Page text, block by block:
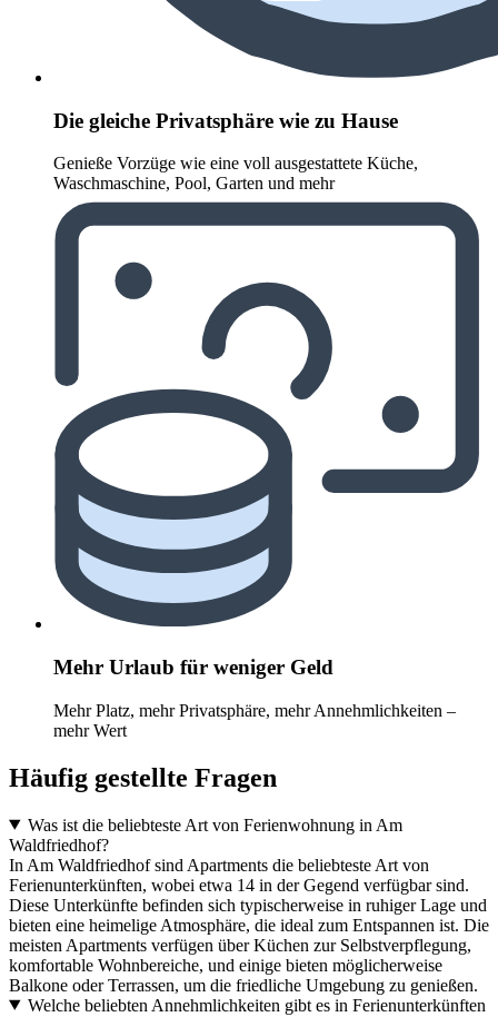
Die gleiche Privatsphäre wie zu Hause
Genieße Vorzüge wie eine voll ausgestattete Küche,
Waschmaschine, Pool, Garten und mehr
Mehr Urlaub für weniger Geld
Mehr Platz, mehr Privatsphäre, mehr Annehmlichkeiten –
mehr Wert
Häufig gestellte Fragen
Was ist die beliebteste Art von Ferienwohnung in Am
Waldfriedhof?
In Am Waldfriedhof sind Apartments die beliebteste Art von
Ferienunterkünften, wobei etwa 14 in der Gegend verfügbar sind.
Diese Unterkünfte befinden sich typischerweise in ruhiger Lage und
bieten eine heimelige Atmosphäre, die ideal zum Entspannen ist. Die
meisten Apartments verfügen über Küchen zur Selbstverpflegung,
komfortable Wohnbereiche, und einige bieten möglicherweise
Balkone oder Terrassen, um die friedliche Umgebung zu genießen.
Welche beliebten Annehmlichkeiten gibt es in Ferienunterkünften